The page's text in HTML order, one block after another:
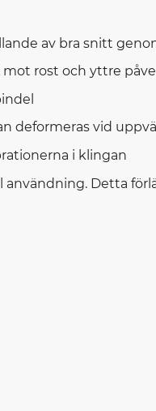
av bra snitt
rost och yttre
deformeras vid
i klingan
Detta